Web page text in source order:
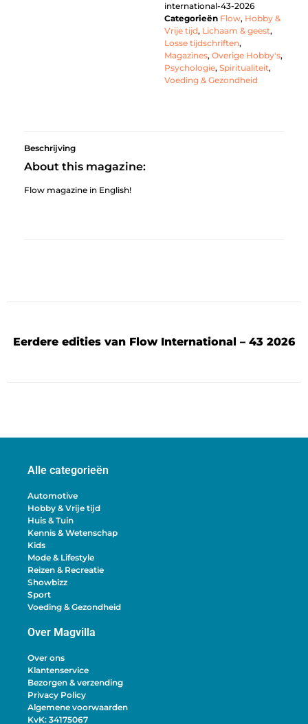
international-43-2026
Categorieën Flow, Hobby &
Vrije tijd, Lichaam & geest,
Losse tijdschriften,
Magazines, Overige Hobby's,
Psychologie, Spiritualiteit,
Voeding & Gezondheid
Beschrijving
About this magazine:
Flow magazine in English!
Eerdere edities van Flow International – 43 2026
Alle categorieën
Automotive
Hobby & Vrije tijd
Huis & Tuin
Kennis & Wetenschap
Kids
Mode & Lifestyle
Reizen & Recreatie
Showbizz
Sport
Voeding & Gezondheid
Over Magvilla
Over ons
Klantenservice
Bezorgen & verzending
Privacy Policy
Algemene voorwaarden
KvK: 34175067